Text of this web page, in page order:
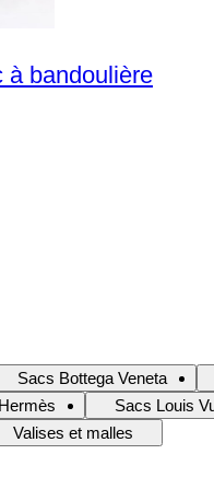
à bandoulière
Sacs Bottega Veneta
Sacs Louis
Valises et malles